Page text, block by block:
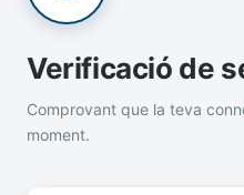
Verificació de
Comprovant que la teva
moment.